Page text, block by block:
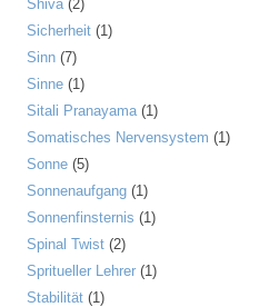
Shiva(2)
Sicherheit (1)
Sinn (7)
Sinne (1)
Sitali Pranayama(1)
Somatisches Nervensystem (1)
Sonne (5)
Sonnenaufgang (1)
Sonnenfinsternis (1)
Spinal Twist (2)
Spritueller Lehrer (1)
Stabilität (1)